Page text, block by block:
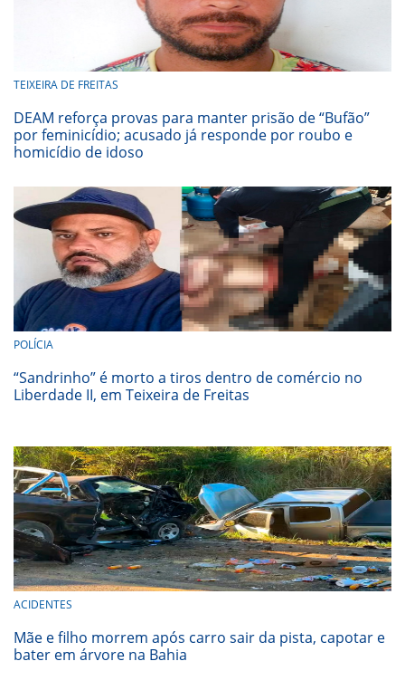
TEIXEIRA DE FREITAS
DEAM reforça provas para manter prisão de “Bufão”
por feminicídio; acusado já responde por roubo e
homicídio de idoso
POLÍCIA
“Sandrinho” é morto a tiros dentro de comércio no
Liberdade II, em Teixeira de Freitas
ACIDENTES
Mãe e filho morrem após carro sair da pista, capotar e
bater em árvore na Bahia